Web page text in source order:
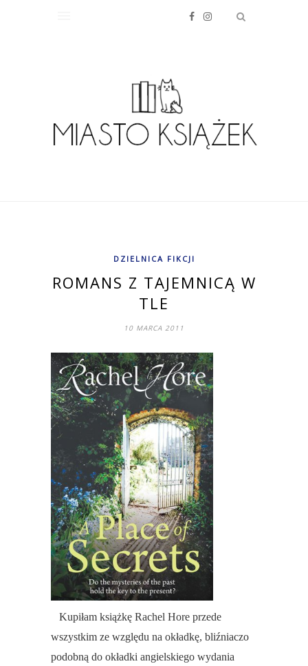
DZIELNICA FIKCJI
ROMANS Z TAJEMNICĄ W
TLE
10 MARCA 2011
Kupiłam książkę Rachel Hore przede
wszystkim ze względu na okładkę, bliźniaczo
podobną do okładki angielskiego wydania